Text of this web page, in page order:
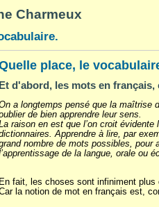
Charmeux
place, le
Et d'abord, les mots en français,
a longtemps pensé que la maîtrise
de bien apprendre leur sens.
raison en est que l’on croit
Apprendre à lire, par
nombre de mots possibles,
de la langue, orale ou
En fait, les choses sont infiniment plus
la notion de mot en français est,